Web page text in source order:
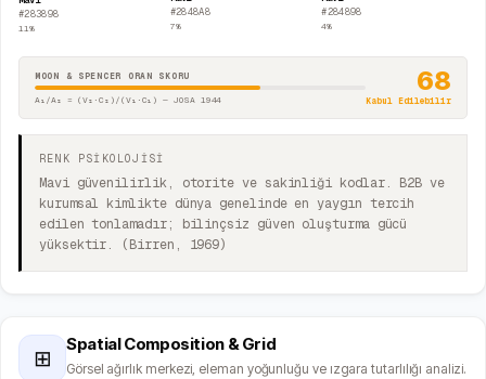
#283898
11%
#2848A8
7%
#284898
4%
MOON & SPENCER ORAN SKORU
A₁/A₂ = (V₂·C₂)/(V₁·C₁) — JOSA 1944
68
Kabul Edilebilir
RENK PSİKOLOJİSİ
Mavi güvenilirlik, otorite ve sakinliği kodlar. B2B ve
kurumsal kimlikte dünya genelinde en yaygın tercih
edilen tonlamadır; bilinçsiz güven oluşturma gücü
yüksektir. (Birren, 1969)
⊞
Spatial Composition & Grid
Görsel ağırlık merkezi, eleman yoğunluğu ve ızgara tutarlılığı analizi.